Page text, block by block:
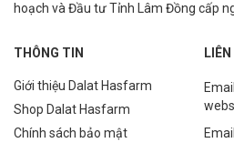
hoạch và Đầu tư Tỉnh Lâm Đồng cấp
THÔNG TIN
Giới thiệu Dalat Hasfarm
Shop Dalat Hasfarm
Chính sách bảo mật